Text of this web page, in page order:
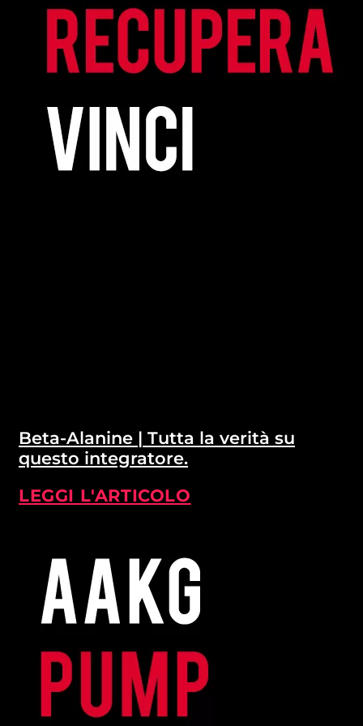
Beta-Alanine | Tutta la verità su
questo integratore.
LEGGI L'ARTICOLO